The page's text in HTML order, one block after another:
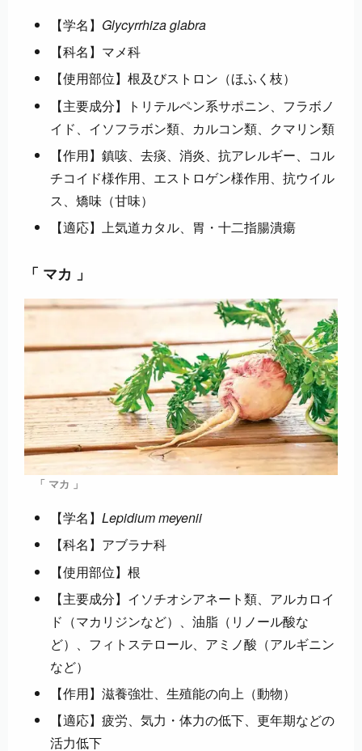
【学名】 Glycyrrhiza glabra
【科名】マメ科
【使用部位】根及びストロン（ほふく枝）
【主要成分】トリテルペン系サポニン、フラボノ
イド、イソフラボン類、カルコン類、クマリン類
【作用】鎮咳、去痰、消炎、抗アレルギー、コル
チコイド様作用、エストロゲン様作用、抗ウイル
ス、矯味（甘味）
【適応】上気道カタル、胃・十二指腸潰瘍
「 マカ 」
「 マカ 」
【学名】 Lepidium meyenii
【科名】アブラナ科
【使用部位】根
【主要成分】イソチオシアネート類、アルカロイ
ド（マカリジンなど）、油脂（リノール酸な
ど）、フィトステロール、アミノ酸（アルギニン
など）
【作用】滋養強壮、生殖能の向上（動物）
【適応】疲労、気力・体力の低下、更年期などの
活力低下